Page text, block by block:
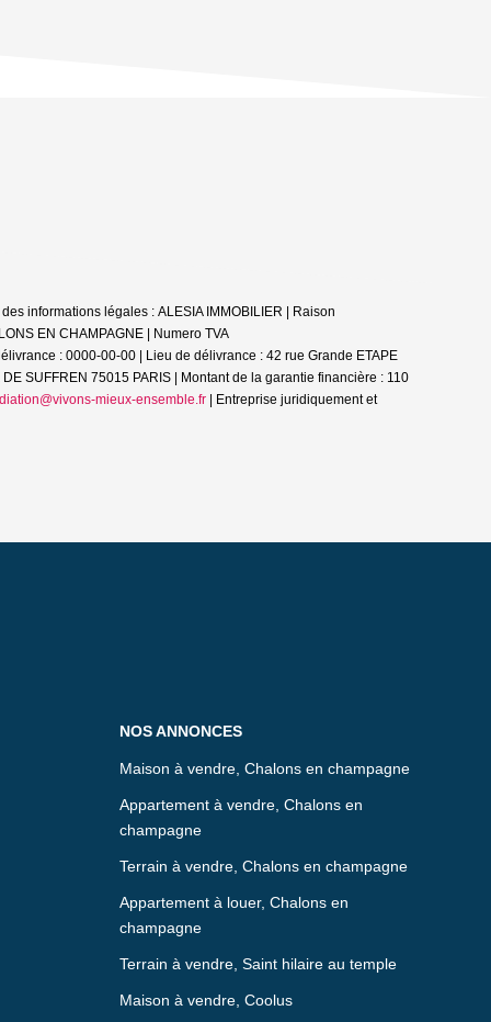
informations légales : ALESIA IMMOBILIER | Raison
EN CHAMPAGNE | Numero TVA
: 0000-00-00 | Lieu de délivrance : 42 rue Grande ETAPE
SUFFREN 75015 PARIS | Montant de la garantie financière : 110
mieux-ensemble.fr
Entreprise juridiquement et
NOS ANNONCES
Maison à vendre, Chalons en champagne
Appartement à vendre, Chalons en
champagne
Terrain à vendre, Chalons en champagne
Appartement à louer, Chalons en
champagne
Terrain à vendre, Saint hilaire au temple
Maison à vendre, Coolus